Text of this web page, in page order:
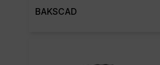
BAKSCAD